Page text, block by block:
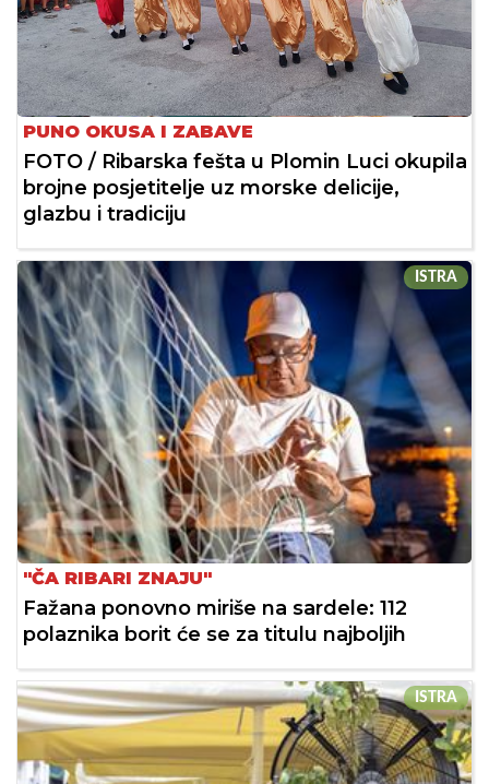
PUNO OKUSA I ZABAVE
FOTO / Ribarska fešta u Plomin Luci okupila
brojne posjetitelje uz morske delicije,
glazbu i tradiciju
ISTRA
"ČA RIBARI ZNAJU"
Fažana ponovno miriše na sardele: 112
polaznika borit će se za titulu najboljih
ISTRA